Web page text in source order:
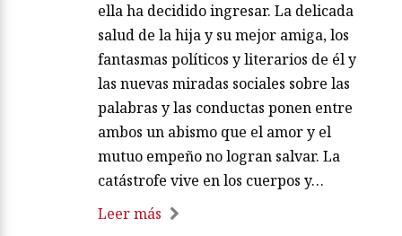
ella ha decidido ingresar. La delicada
salud de la hija y su mejor amiga, los
fantasmas políticos y literarios de él y
las nuevas miradas sociales sobre las
palabras y las conductas ponen entre
ambos un abismo que el amor y el
mutuo empeño no logran salvar. La
catástrofe vive en los cuerpos y…
Leer más